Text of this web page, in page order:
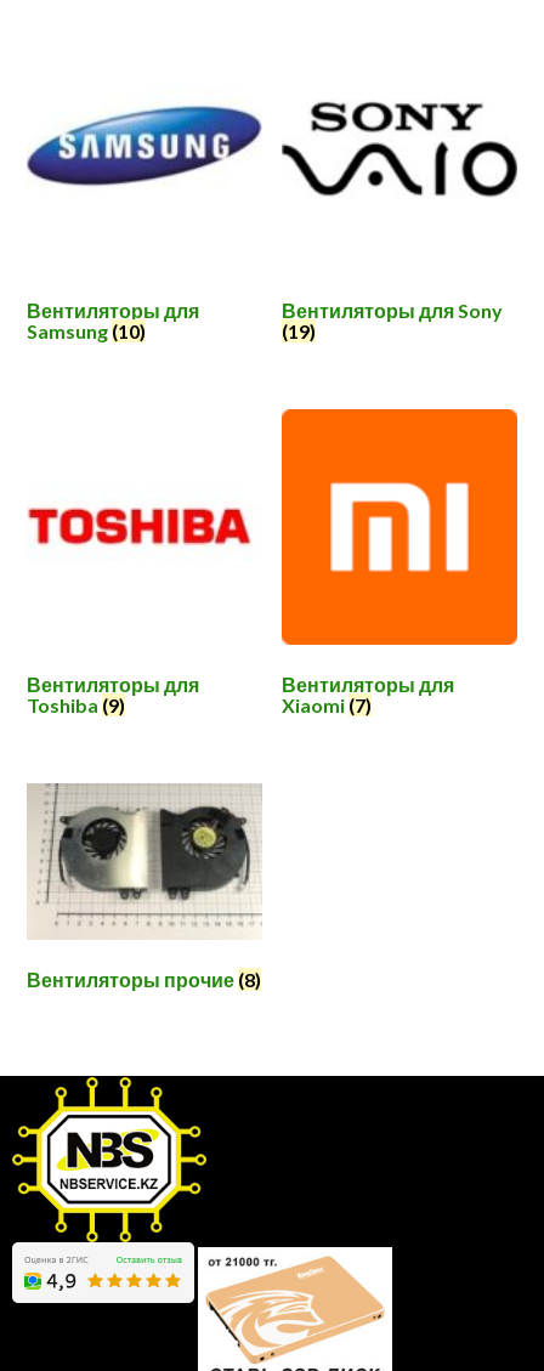
Вентиляторы для
Samsung (10)
Вентиляторы для Sony
(19)
Вентиляторы для
Toshiba (9)
Вентиляторы для
Xiaomi (7)
Вентиляторы прочие (8)